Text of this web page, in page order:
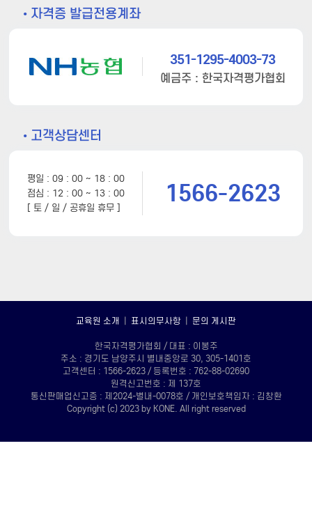
• 자격증 발급전용계좌
351-1295-4003-73
예금주 : 한국자격평가협회
• 고객상담센터
평일 : 09 : 00 ~ 18 : 00
점심 : 12 : 00 ~ 13 : 00
[ 토 / 일 / 공휴일 휴무 ]
1566-2623
교육원 소개 표시의무사항 문의 게시판
한국자격평가협회 / 대표 : 이봉주
주소 : 경기도 남양주시 별내중앙로 30, 305-1401호
고객센터 : 1566-2623 / 등록번호 : 762-88-02690
원격신고번호 : 제 137호
통신판매업신고증 : 제2024-별내-0078호 / 개인보호책임자 : 김창환
Copyright (c) 2023 by KONE. All right reserved